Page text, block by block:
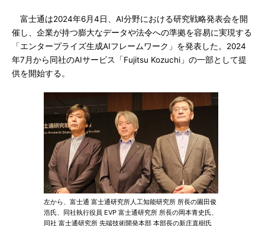
富士通は2024年6月4日、AI分野における研究戦略発表会を開
催し、企業が持つ膨大なデータや法令への準拠を容易に実現する
「エンタープライズ生成AIフレームワーク」を発表した。2024
年7月から同社のAIサービス「Fujitsu Kozuchi」の一部として提
供を開始する。
左から、富士通 富士通研究所人工知能研究所 所長の園田俊
浩氏、同社執行役員 EVP 富士通研究所 所長の岡本青史氏、
同社 富士通研究所 先端技術開発本部 本部長の新庄直樹氏